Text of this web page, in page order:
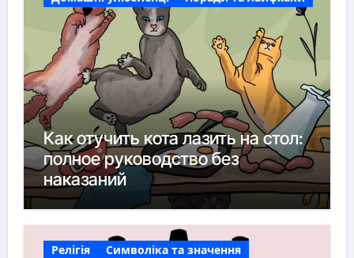
Как отучить кота лазить на стол:
полное руководство без
наказаний
Релігія Символіка та значення